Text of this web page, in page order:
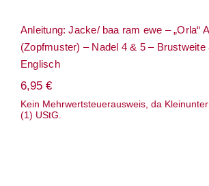
Anleitung: Jacke/ baa ram ewe – „Orla“
(Zopfmuster) – Nadel 4 & 5 –
Englisch
6,95 €
Kein Mehrwertsteuerausweis, da
(1) UStG.